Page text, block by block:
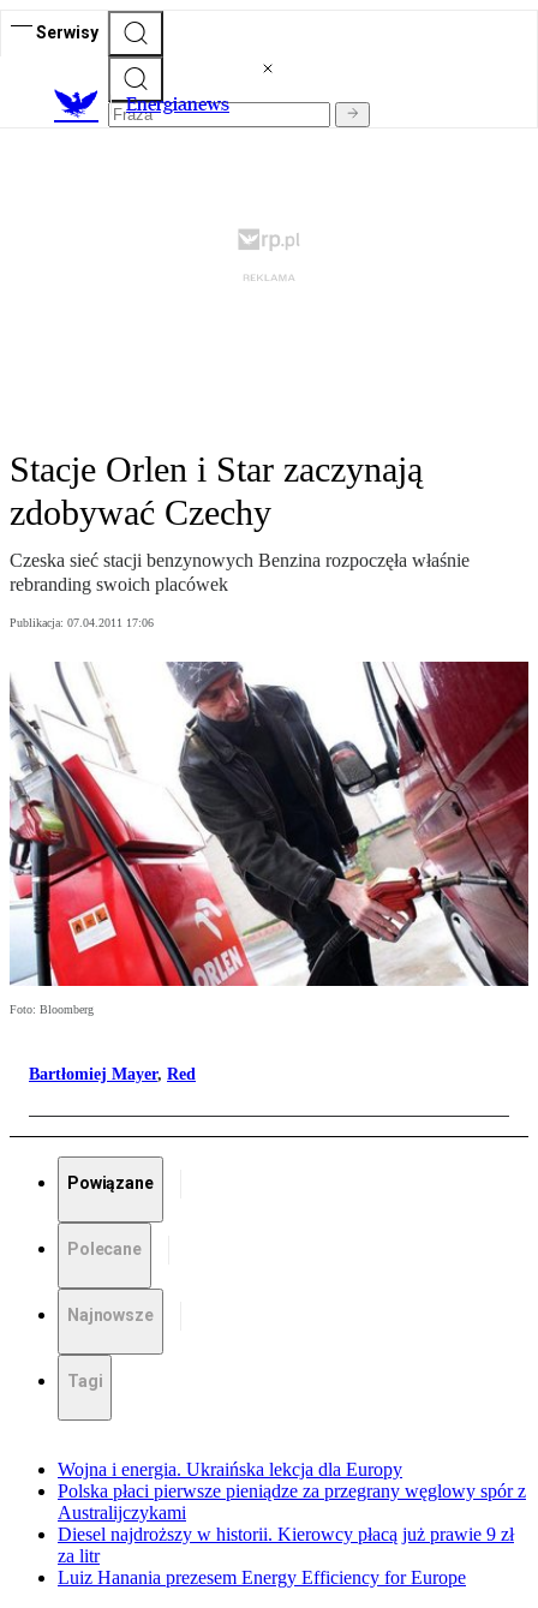
Serwisy
Energianews
Stacje Orlen i Star zaczynają
zdobywać Czechy
Czeska sieć stacji benzynowych Benzina rozpoczęła właśnie
rebranding swoich placówek
Publikacja: 07.04.2011 17:06
Foto: Bloomberg
Bartłomiej Mayer, Red
Powiązane
Polecane
Najnowsze
Tagi
Wojna i energia. Ukraińska lekcja dla Europy
Polska płaci pierwsze pieniądze za przegrany węglowy spór z
Australijczykami
Diesel najdroższy w historii. Kierowcy płacą już prawie 9 zł
za litr
Luiz Hanania prezesem Energy Efficiency for Europe